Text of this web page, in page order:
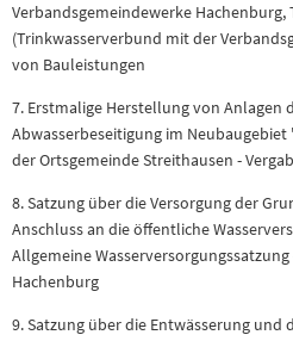
Verbandsgemeindewerke Hachenburg,
(Trinkwasserverbund mit der
von Bauleistungen
7. Erstmalige Herstellung von Anlagen
Abwasserbeseitigung im
der Ortsgemeinde Streithausen -
8. Satzung über die Versorgung der
Anschluss an die öffentliche
Allgemeine
Hachenburg
9. Satzung über die Entwässerung und